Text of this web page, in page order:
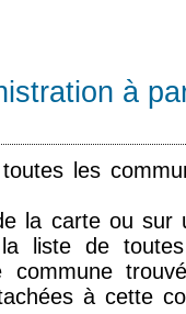
à
les
la carte ou sur
liste de
à cette